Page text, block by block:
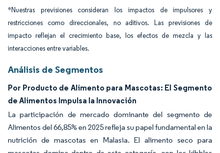
*Nuestras previsiones consideran los impactos de impulsores y
restricciones como direccionales, no aditivos. Las previsiones de
impacto reflejan el crecimiento base, los efectos de mezcla y las
interacciones entre variables.
Análisis de Segmentos
Por Producto de Alimento para Mascotas: El Segmento
de Alimentos Impulsa la Innovación
La participación de mercado dominante del segmento de
Alimentos del 66,85% en 2025 refleja su papel fundamental en la
nutrición de mascotas en Malasia. El alimento seco para